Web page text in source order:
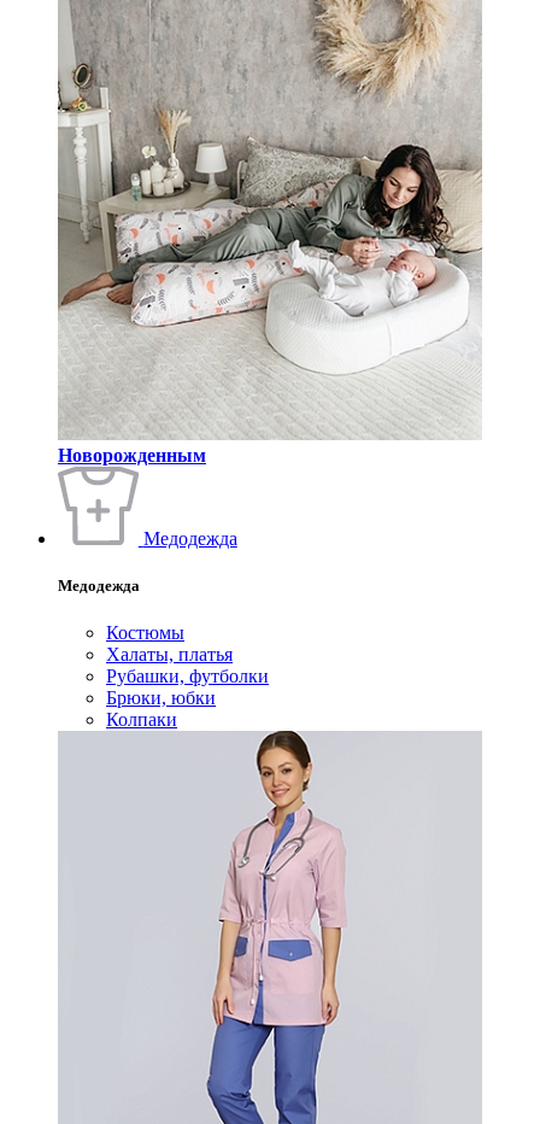
Новорожденным
Медодежда
Медодежда
Костюмы
Халаты, платья
Рубашки, футболки
Брюки, юбки
Колпаки